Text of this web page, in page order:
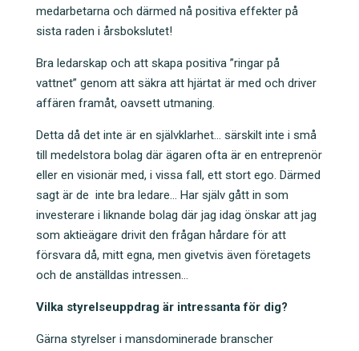
medarbetarna och därmed nå positiva effekter på
sista raden i årsbokslutet!
Bra ledarskap och att skapa positiva ”ringar på
vattnet” genom att säkra att hjärtat är med och driver
affären framåt, oavsett utmaning.
Detta då det inte är en självklarhet… särskilt inte i små
till medelstora bolag där ägaren ofta är en entreprenör
eller en visionär med, i vissa fall, ett stort ego. Därmed
sagt är de inte bra ledare… Har själv gått in som
investerare i liknande bolag där jag idag önskar att jag
som aktieägare drivit den frågan hårdare för att
försvara då, mitt egna, men givetvis även företagets
och de anställdas intressen…
Vilka styrelseuppdrag är intressanta för dig?
Gärna styrelser i mansdominerade branscher